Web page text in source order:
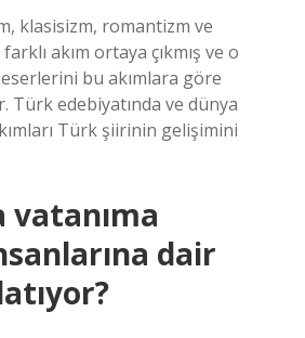
klasisizm, romantizm ve
akım ortaya çıkmış ve o
bu akımlara göre
Türk edebiyatında ve dünya
Türk şiirinin gelişimini
vatanıma
dair